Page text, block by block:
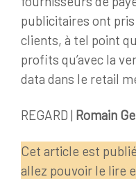
publicitaires ont
clients, à tel point
profits qu’avec la
data dans le retail
REGARD | Romain
Cet article est
allez pouvoir le lire